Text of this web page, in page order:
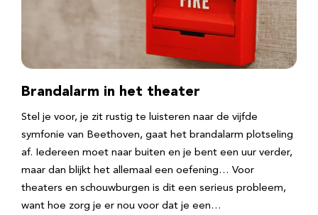
Brandalarm in het theater
Stel je voor, je zit rustig te luisteren naar de vijfde
symfonie van Beethoven, gaat het brandalarm plotseling
af. Iedereen moet naar buiten en je bent een uur verder,
maar dan blijkt het allemaal een oefening… Voor
theaters en schouwburgen is dit een serieus probleem,
want hoe zorg je er nou voor dat je een…